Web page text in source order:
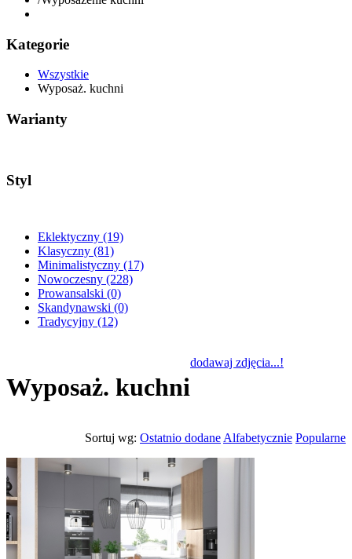
Kategorie
Wszystkie
Wyposaż. kuchni
Warianty
Styl
Eklektyczny (19)
Klasyczny (81)
Minimalistyczny (17)
Nowoczesny (228)
Prowansalski (0)
Skandynawski (0)
Tradycyjny (12)
Wyposaż. kuchni
Sortuj wg: Ostatnio dodane Alfabetycznie Popularne
dodawaj zdjęcia...!